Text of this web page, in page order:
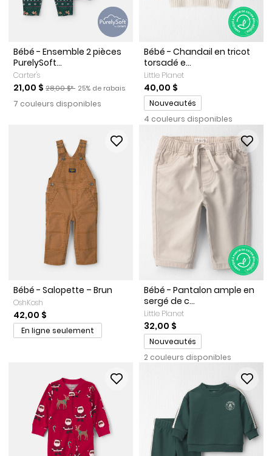
Bébé - Ensemble 2 pièces
PurelySoft...
Carter's
Prix de solde
21,00 $ Prix ​​de détail suggéré par le fabricant
28,00 $* Pourcentage de rabais
25% de rabais
7 couleurs disponibles
Bébé - Chandail en tricot
torsadé e...
Little Planet
40,00 $
Promotions
Nouveautés
4 couleurs disponibles
Bébé - Salopette – Brun
OshKosh
42,00 $
En ligne seulement
Bébé - Pantalon ample en
sergé de c...
Little Planet
32,00 $
Promotions
Nouveautés
2 couleurs disponibles